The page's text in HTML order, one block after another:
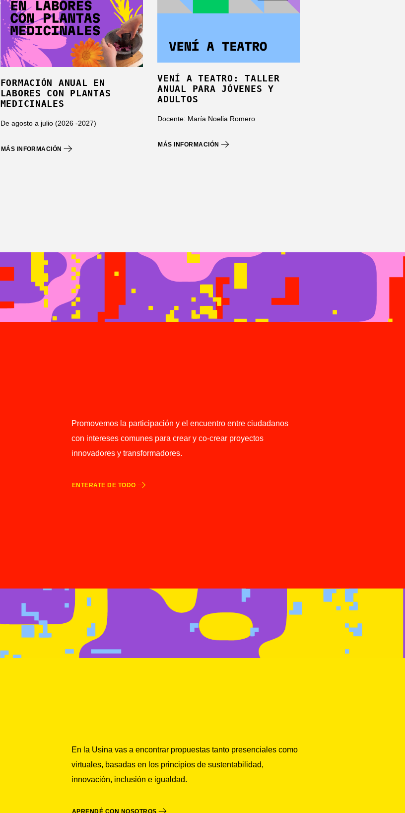
FORMACIÓN ANUAL EN
LABORES CON PLANTAS
MEDICINALES
De agosto a julio (2026 -2027)
MÁS INFORMACIÓN
VENÍ A TEATRO: TALLER
ANUAL PARA JÓVENES Y
ADULTOS
Docente: María Noelia Romero
MÁS INFORMACIÓN
Promovemos la participación y el encuentro entre ciudadanos
con intereses comunes para crear y co-crear proyectos
innovadores y transformadores.
ENTERATE DE TODO
En la Usina vas a encontrar propuestas tanto presenciales como
virtuales, basadas en los principios de sustentabilidad,
innovación, inclusión e igualdad.
APRENDÉ CON NOSOTROS